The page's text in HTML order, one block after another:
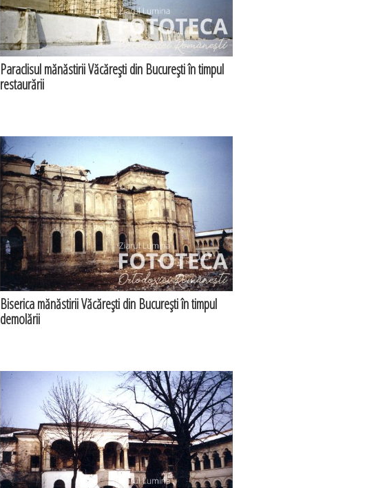
Paraclisul mănăstirii Văcăreşti din Bucureşti în timpul
restaurării
Biserica mănăstirii Văcăreşti din Bucureşti în timpul
demolării